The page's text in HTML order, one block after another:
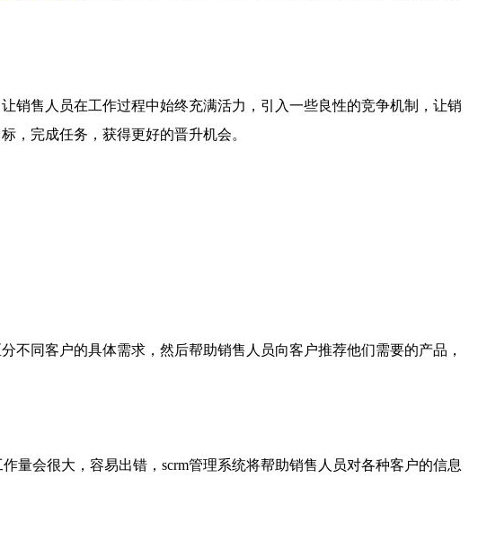
销售人员在工作过程中始终充满活力，引入一些良性的竞争机制，让销
，完成任务，获得更好的晋升机会。
不同客户的具体需求，然后帮助销售人员向客户推荐他们需要的产品，
量会很大，容易出错， scrm管理系统将帮助销售人员对各种客户的信息